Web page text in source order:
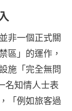
非一個正式關
區」的運作，
施「完全無問
名知情人士表
「例如旅客過